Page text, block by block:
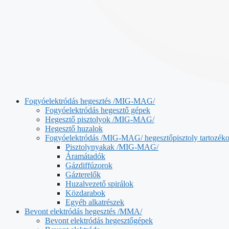
Fogyóelektródás hegesztés /MIG-MAG/
Fogyóelektródás hegesztő gépek
Hegesztő pisztolyok /MIG-MAG/
Hegesztő huzalok
Fogyóelektródás /MIG-MAG/ hegesztőpisztoly
Pisztolynyakak /MIG-MAG/
Áramátadók
Gázdiffúzorok
Gázterelők
Huzalvezető spirálok
Közdarabok
Egyéb alkatrészek
Bevont elektródás hegesztés /MMA/
Bevont elektródás hegesztőgépek